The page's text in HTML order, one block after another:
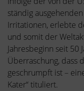
ständig
Irritationen, erlebte
und somit der
Jahresbeginn seit 50
Überraschung, dass
geschrumpft ist –
Kater“ tituliert.